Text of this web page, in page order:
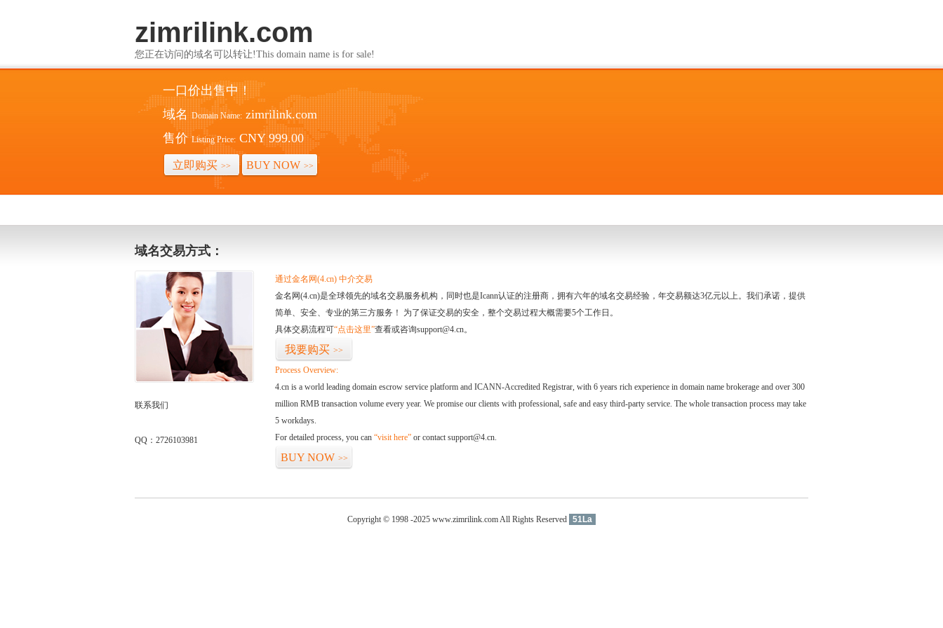
zimrilink.com
您正在访问的域名可以转让!This domain name is for sale!
一口价出售中！
域名 Domain Name: zimrilink.com
售价 Listing Price: CNY 999.00
立即购买 >> BUY NOW >>
域名交易方式：
联系我们
QQ：2726103981
通过金名网(4.cn) 中介交易
金名网(4.cn)是全球领先的域名交易服务机构，同时也是Icann认证的注册商，拥有六年的域名交易经验，年交易额达3亿元以上。我们承诺，提供
简单、安全、专业的第三方服务！ 为了保证交易的安全，整个交易过程大概需要5个工作日。
具体交易流程可“点击这里”查看或咨询support@4.cn。
我要购买 >>
Process Overview:
4.cn is a world leading domain escrow service platform and ICANN-Accredited Registrar, with 6 years rich experience in domain name brokerage and over 300
million RMB transaction volume every year. We promise our clients with professional, safe and easy third-party service. The whole transaction process may take
5 workdays.
For detailed process, you can “visit here” or contact support@4.cn.
BUY NOW >>
Copyright © 1998 -2025 www.zimrilink.com All Rights Reserved 51La